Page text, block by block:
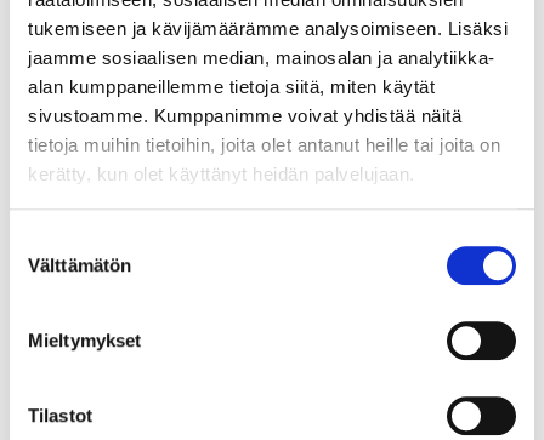
tukemiseen ja kävijämäärämme analysoimiseen. Lisäksi
jaamme sosiaalisen median, mainosalan ja analytiikka-
alan kumppaneillemme tietoja siitä, miten käytät
sivustoamme. Kumppanimme voivat yhdistää näitä
tietoja muihin tietoihin, joita olet antanut heille tai joita on
kerätty, kun olet käyttänyt heidän palvelujaan.
valinta
Välttämätön
Mieltymykset
Tilastot
4
Sukat ”Biltema-hodari”, 3 paria,
koko 43–45
tavaratalossa